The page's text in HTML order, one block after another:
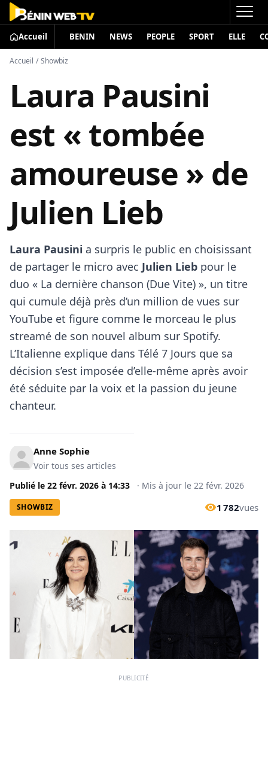
Accueil BENIN NEWS PEOPLE SPORT ELLE
Accueil / Showbiz
Laura Pausini
est « tombée
amoureuse » de
Julien Lieb
Laura Pausini a surpris le public en choisissant
de partager le micro avec Julien Lieb pour le
duo « La dernière chanson (Due Vite) », un titre
qui cumule déjà près d’un million de vues sur
YouTube et figure comme le morceau le plus
streamé de son nouvel album sur Spotify.
L’Italienne explique dans Télé 7 Jours que sa
décision s’est imposée d’elle-même après avoir
été séduite par la voix et la passion du jeune
chanteur.
Anne Sophie
Voir tous ses articles
Publié le 22 févr. 2026 à 14:33 · Mis à jour le 22 févr. 2026
SHOWBIZ 1 782vues
PUBLICITÉ